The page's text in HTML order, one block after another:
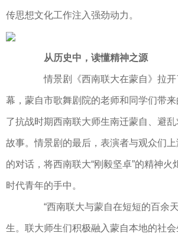
传思想文化工作注入强劲动力。
从历史中，读懂精神之源
情景剧《西南联大在蒙自》拉开
幕，蒙自市歌舞剧院的老师和同学们带
了抗战时期西南联大师生南迁蒙自、避
故事。情景剧的最后，表演者与观众们
的对话，将西南联大“刚毅坚卓”的精神火
时代青年的手中。
“西南联大与蒙自在短短的百余
生。联大师生们积极融入蒙自本地的社